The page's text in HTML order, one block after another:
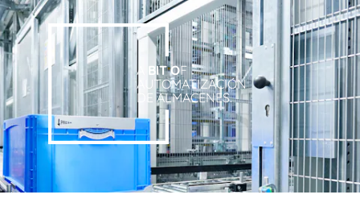
A BIT OF
AUTOMATIZACIÓN
DE ALMACENES.